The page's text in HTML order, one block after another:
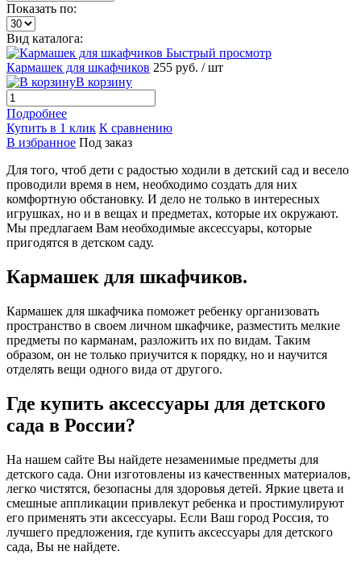
Показать по:
Вид каталога:
Быстрый просмотр
Кармашек для шкафчиков 255 руб. / шт
В корзину
Подробнее
Купить в 1 клик К сравнению
В избранное Под заказ
Для того, чтоб дети с радостью ходили в детский сад и весело
проводили время в нем, необходимо создать для них
комфортную обстановку. И дело не только в интересных
игрушках, но и в вещах и предметах, которые их окружают.
Мы предлагаем Вам необходимые аксессуары, которые
пригодятся в детском саду.
Кармашек для шкафчиков.
Кармашек для шкафчика поможет ребенку организовать
пространство в своем личном шкафчике, разместить мелкие
предметы по карманам, разложить их по видам. Таким
образом, он не только приучится к порядку, но и научится
отделять вещи одного вида от другого.
Где купить аксессуары для детского
сада в России?
На нашем сайте Вы найдете незаменимые предметы для
детского сада. Они изготовлены из качественных материалов,
легко чистятся, безопасны для здоровья детей. Яркие цвета и
смешные аппликации привлекут ребенка и простимулируют
его применять эти аксессуары. Если Ваш город Россия, то
лучшего предложения, где купить аксессуары для детского
сада, Вы не найдете.